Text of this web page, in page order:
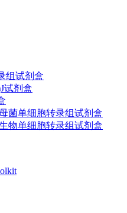
组试剂盒
试剂盒
菌单细胞转录组试剂盒
物单细胞转录组试剂盒